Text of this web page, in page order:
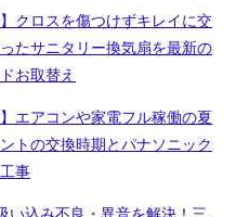
】クロスを傷つけずキレイに交
たサニタリー換気扇を最新の
お取替え
】エアコンや家電フル稼働の夏
トの交換時期とパナソニック
事